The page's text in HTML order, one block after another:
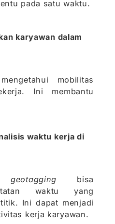
pada satu waktu.
karyawan dalam
mobilitas
Ini membantu
waktu kerja di
bisa
waktu yang
Ini dapat menjadi
kerja karyawan.